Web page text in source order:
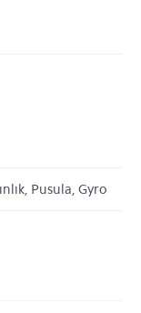
Pusula, Gyro